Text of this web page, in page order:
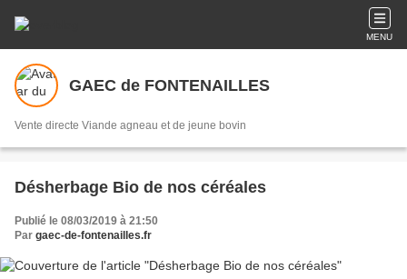
MENU
GAEC de FONTENAILLES
Vente directe Viande agneau et de jeune bovin
Désherbage Bio de nos céréales
Publié le 08/03/2019 à 21:50
Par gaec-de-fontenailles.fr